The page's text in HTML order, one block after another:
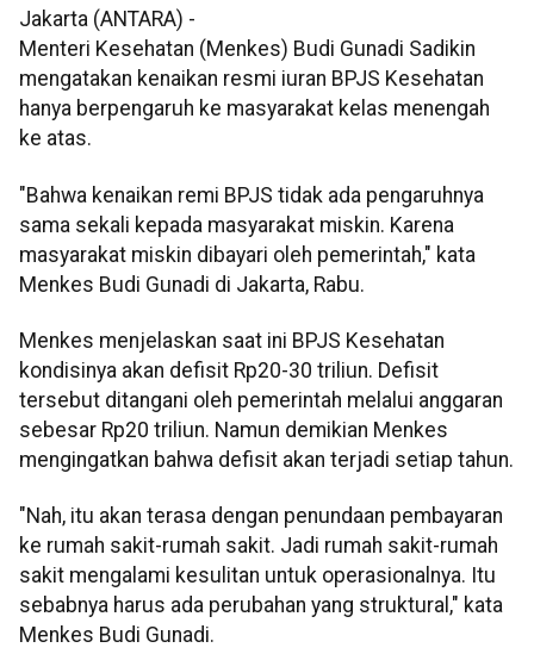
Jakarta (ANTARA) -
Menteri Kesehatan (Menkes) Budi Gunadi Sadikin
mengatakan kenaikan resmi iuran BPJS Kesehatan
hanya berpengaruh ke masyarakat kelas menengah
ke atas.
"Bahwa kenaikan remi BPJS tidak ada pengaruhnya
sama sekali kepada masyarakat miskin. Karena
masyarakat miskin dibayari oleh pemerintah," kata
Menkes Budi Gunadi di Jakarta, Rabu.
Menkes menjelaskan saat ini BPJS Kesehatan
kondisinya akan defisit Rp20-30 triliun. Defisit
tersebut ditangani oleh pemerintah melalui anggaran
sebesar Rp20 triliun. Namun demikian Menkes
mengingatkan bahwa defisit akan terjadi setiap tahun.
"Nah, itu akan terasa dengan penundaan pembayaran
ke rumah sakit-rumah sakit. Jadi rumah sakit-rumah
sakit mengalami kesulitan untuk operasionalnya. Itu
sebabnya harus ada perubahan yang struktural," kata
Menkes Budi Gunadi.